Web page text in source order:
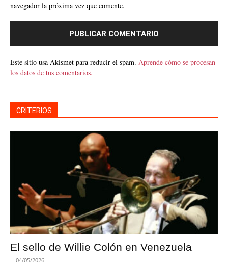
navegador la próxima vez que comente.
Este sitio usa Akismet para reducir el spam. Aprende cómo se procesan
los datos de tus comentarios.
CRITERIOS
El sello de Willie Colón en Venezuela
- 04/05/2026